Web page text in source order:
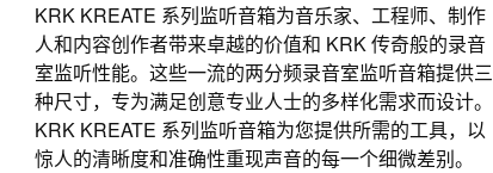
KRK KREATE 系列监听音箱为音乐家、工程师、制作
人和内容创作者带来卓越的价值和 KRK 传奇般的录音
室监听性能。这些一流的两分频录音室监听音箱提供三
种尺寸，专为满足创意专业人士的多样化需求而设计。
KRK KREATE 系列监听音箱为您提供所需的工具，以
惊人的清晰度和准确性重现声音的每一个细微差别。